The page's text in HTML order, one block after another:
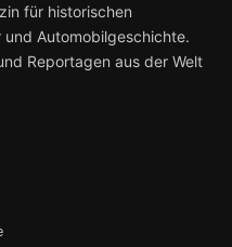
für historischen
Automobilgeschichte.
Reportagen aus der Welt